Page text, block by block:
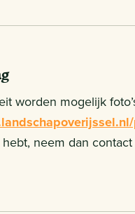
worden mogelijk
neem dan